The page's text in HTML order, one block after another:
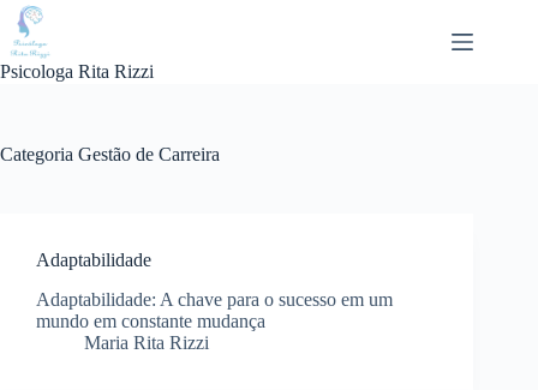
Pular
para
conteúdo
Psicologa Rita Rizzi
Categoria Gestão de Carreira
Adaptabilidade
Adaptabilidade: A chave para o sucesso em um
mundo em constante mudança
Maria Rita Rizzi